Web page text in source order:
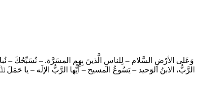
وَعَلى الأرْضِ السَّلام – لِلناسِ الَّذينَ بِهِم المسَرَّة. – نُسَبِّحُكَ –
الرَّبُّ، الابنُ الوَحيد – يَسُوعُ المسيح – أيُّها الرَّبُّ الإلَه – يا